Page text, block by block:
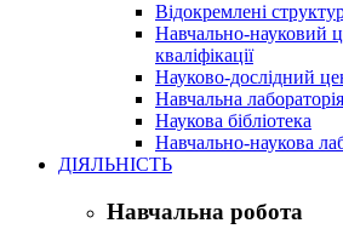
Відокремлені
Навчально-науковий
кваліфікації
Науково-дослідний
Навчальна
Наукова бібліотека
Навчально-наукова
ДІЯЛЬНІСТЬ
Навчальна робота